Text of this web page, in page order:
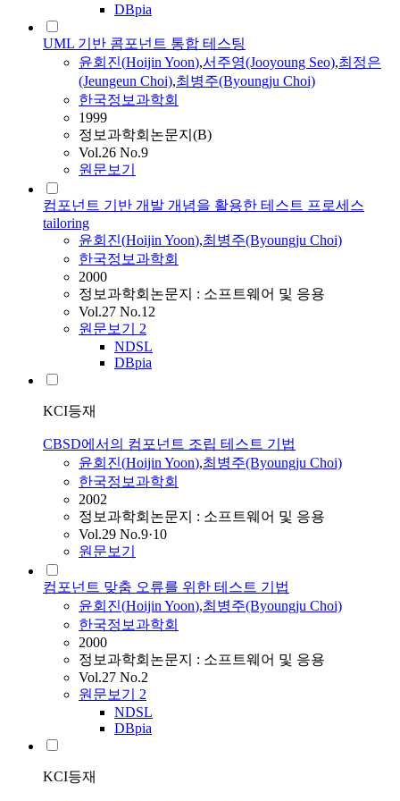
DBpia
UML 기반 콤포넌트 통합 테스팅
윤회진(HoijinYoon),서주영(Jooyoung Seo),최정은
(Jeungeun Choi),최병주(Byoungju Choi)
한국정보과학회
1999
정보과학회논문지(B)
Vol.26 No.9
원문보기
컴포넌트 기반 개발 개념을 활용한 테스트 프로세스
tailoring
윤회진(HoijinYoon),최병주(Byoungju Choi)
한국정보과학회
2000
정보과학회논문지 : 소프트웨어 및 응용
Vol.27 No.12
원문보기 2
NDSL
DBpia
KCI등재
CBSD에서의 컴포넌트 조립 테스트 기법
윤회진(HoijinYoon),최병주(Byoungju Choi)
한국정보과학회
2002
정보과학회논문지 : 소프트웨어 및 응용
Vol.29 No.9·10
원문보기
컴포넌트 맞춤 오류를 위한 테스트 기법
윤회진(HoijinYoon),최병주(Byoungju Choi)
한국정보과학회
2000
정보과학회논문지 : 소프트웨어 및 응용
Vol.27 No.2
원문보기 2
NDSL
DBpia
KCI등재